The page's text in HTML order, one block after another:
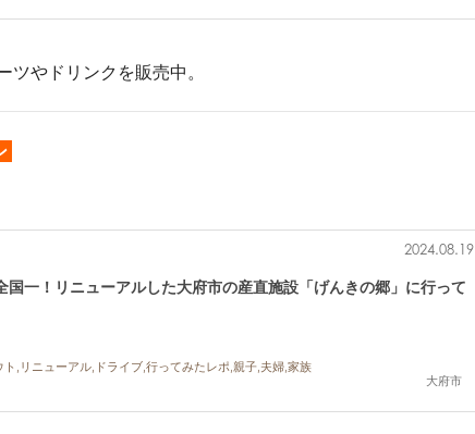
やドリンクを販売中。
大府市
2024.08.19
国一！リニューアルした大府市の産直施設「げんきの郷」に行って
ト,リニューアル,ドライブ,行ってみたレポ,親子,夫婦,家族